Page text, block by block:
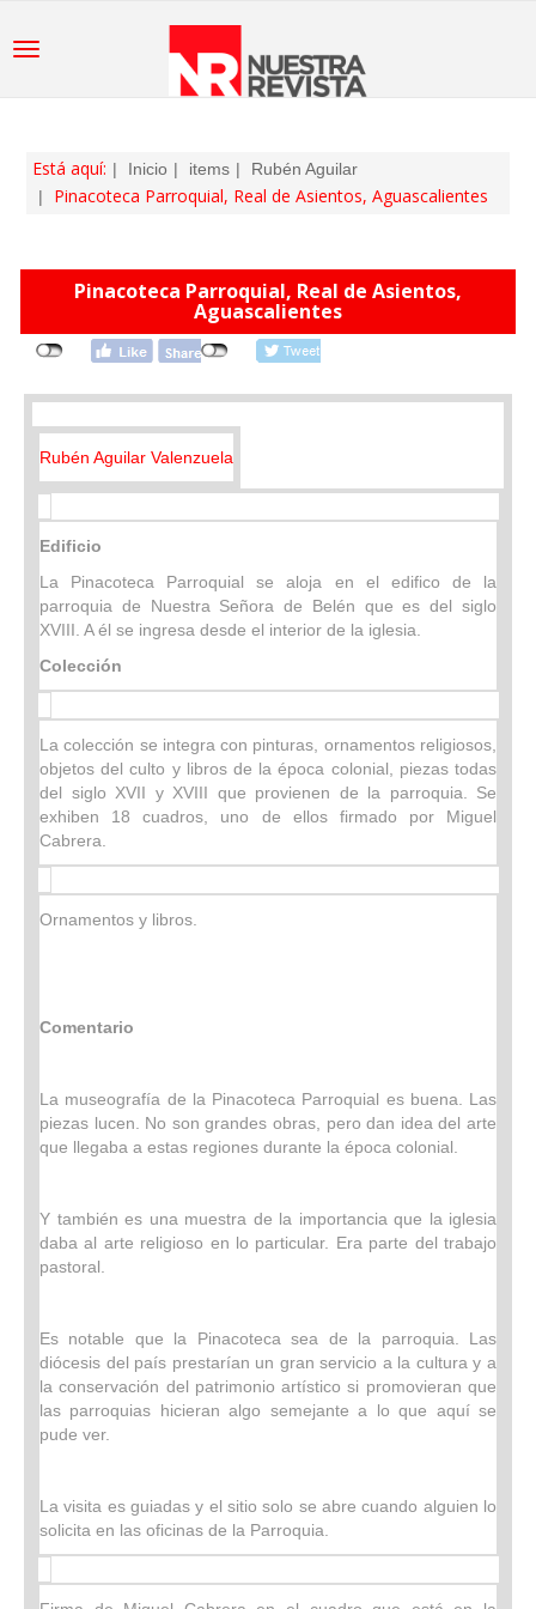
Está aquí: Inicio items Rubén Aguilar
Pinacoteca Parroquial, Real de Asientos, Aguascalientes
Pinacoteca Parroquial, Real de Asientos,
Aguascalientes
Rubén Aguilar Valenzuela
Edificio
La Pinacoteca Parroquial se aloja en el edifico de la
parroquia de Nuestra Señora de Belén que es del siglo
XVIII. A él se ingresa desde el interior de la iglesia.
Colección
La colección se integra con pinturas, ornamentos religiosos,
objetos del culto y libros de la época colonial, piezas todas
del siglo XVII y XVIII que provienen de la parroquia. Se
exhiben 18 cuadros, uno de ellos firmado por Miguel
Cabrera.
Ornamentos y libros.
Comentario
La museografía de la Pinacoteca Parroquial es buena. Las
piezas lucen. No son grandes obras, pero dan idea del arte
que llegaba a estas regiones durante la época colonial.
Y también es una muestra de la importancia que la iglesia
daba al arte religioso en lo particular. Era parte del trabajo
pastoral.
Es notable que la Pinacoteca sea de la parroquia. Las
diócesis del país prestarían un gran servicio a la cultura y a
la conservación del patrimonio artístico si promovieran que
las parroquias hicieran algo semejante a lo que aquí se
pude ver.
La visita es guiadas y el sitio solo se abre cuando alguien lo
solicita en las oficinas de la Parroquia.